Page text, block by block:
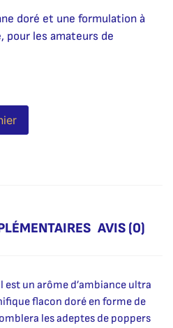
doré et une formulation à
pour les amateurs de
AVIS (0)
est un arôme d’ambiance ultra
flacon doré en forme de
les adeptes de poppers